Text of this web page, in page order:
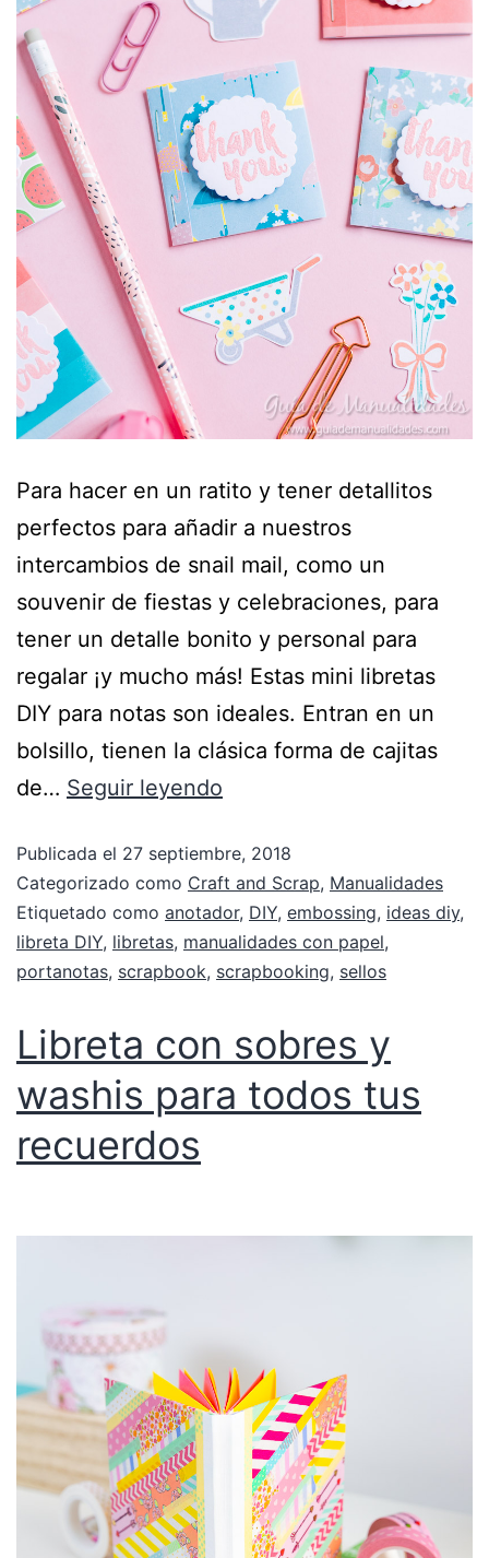
Para hacer en un ratito y tener detallitos
perfectos para añadir a nuestros
intercambios de snail mail, como un
souvenir de fiestas y celebraciones, para
tener un detalle bonito y personal para
regalar ¡y mucho más! Estas mini libretas
DIY para notas son ideales. Entran en un
bolsillo, tienen la clásica forma de cajitas
de… Seguir leyendo
Publicada el 27 septiembre, 2018
Categorizado como Craft and Scrap, Manualidades
Etiquetado como anotador, DIY, embossing, ideas diy,
libreta DIY, libretas, manualidades con papel,
portanotas, scrapbook, scrapbooking, sellos
Libreta con sobres y
washis para todos tus
recuerdos